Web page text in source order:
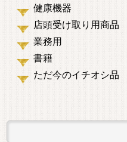
健康機器
店頭受け取り用商品
業務用
書籍
ただ今のイチオシ品